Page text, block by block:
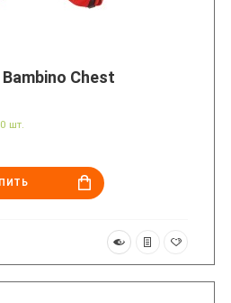
Chest
шт.